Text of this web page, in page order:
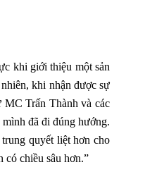
khi giới thiệu một sản
khi nhận được sự
MC Trấn Thành và các
đã đi đúng hướng.
quyết liệt hơn cho
có chiều sâu hơn.”